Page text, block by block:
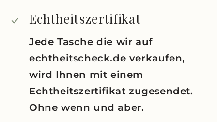
Echtheitszertifikat
Jede Tasche die wir auf
echtheitscheck.de verkaufen,
wird Ihnen mit einem
Echtheitszertifikat zugesendet.
Ohne wenn und aber.